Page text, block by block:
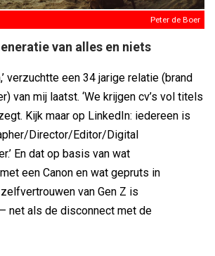
Peter de Boer
van alles en niets
verzuchtte een 34 jarige relatie (brand
van mij laatst. ‘We krijgen cv’s vol titels
Kijk maar op LinkedIn: iedereen is
Director/Editor/Digital
En dat op basis van wat
een Canon en wat gepruts in
van Gen Z is
net als de disconnect met de